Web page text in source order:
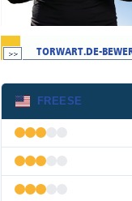
FREESE